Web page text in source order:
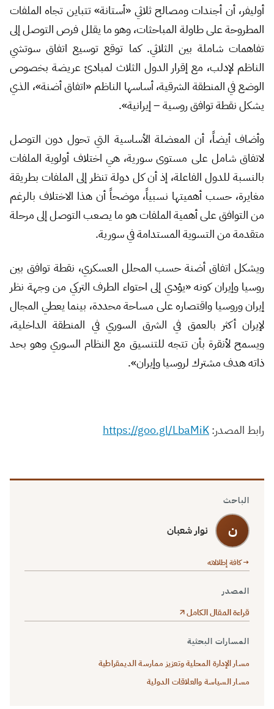
أوليفر، أن أجندات ومصالح ثلاثي «أستانة» تتباين تجاه الملفات
المطروحة على طاولة المباحثات، وهو ما يقلل فرص التوصل إلى
تفاهمات شاملة بين الثلاثي. كما توقع توسيع اتفاق سوتشي
الناظم لإدلب، مع إقرار الدول الثلاث لمبادئ عريضة بخصوص
الوضع في المنطقة الشرقية، أساسها الناظم «اتفاق أضنة»، الذي
يشكل نقطة توافق روسية – إيرانية».
وأضاف أيضاً، أن المعضلة الأساسية التي تحول دون التوصل
لاتفاق شامل على مستوى سورية، هي اختلاف أولوية الملفات
بالنسبة للدول الفاعلة، إذ أن كل دولة تنظر إلى الملفات بطريقة
مغايرة، حسب أهميتها نسبياً، موضحاً أن هذا الاختلاف بالرغم
من التوافق على أهمية الملفات هو ما يصعب التوصل إلى مرحلة
متقدمة من التسوية المستدامة في سورية.
ويشكل اتفاق أضنة حسب المحلل العسكري، نقطة توافق بين
روسيا وإيران كونه «يؤدي إلى احتواء الطرف التركي من وجهة نظر
إيران وروسيا واقتصاره على مساحة محددة، بينما يعطي المجال
لإيران أكثر بالعمق في الشرق السوري في المنطقة الداخلية،
ويسمح لأنقرة بأن تتجه للتنسيق مع النظام السوري وهو بحد
ذاته هدف مشترك لروسيا وإيران».
رابط المصدر:https://goo.gl/LbaMiK
الباحث
ن نوار شعبان
→ كافة إطلالاته
المصدر
قراءة المقال الكامل
المسارات البحثية
مسار الإدارة المحلية وتعزيز ممارسة الديمقراطية
مسار السياسة والعلاقات الدولية